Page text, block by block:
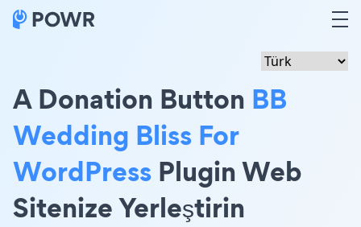
A Donation Button BB
Wedding Bliss For
WordPress Plugin Web
Sitenize Yerleştirin